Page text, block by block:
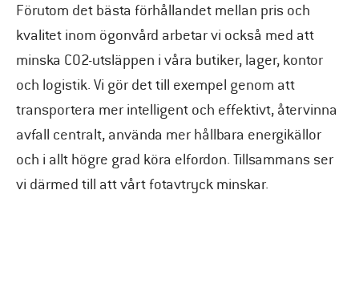
Förutom det bästa förhållandet mellan pris och
kvalitet inom ögonvård arbetar vi också med att
minska CO2-utsläppen i våra butiker, lager, kontor
och logistik. Vi gör det till exempel genom att
transportera mer intelligent och effektivt, återvinna
avfall centralt, använda mer hållbara energikällor
och i allt högre grad köra elfordon. Tillsammans ser
vi därmed till att vårt fotavtryck minskar.